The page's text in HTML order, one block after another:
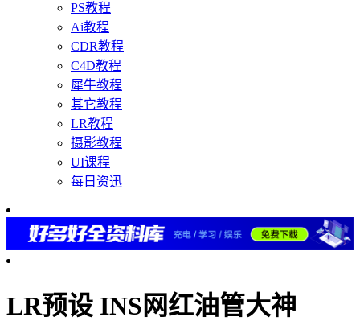
PS教程
Ai教程
CDR教程
C4D教程
犀牛教程
其它教程
LR教程
摄影教程
UI课程
每日资迅
LR预设 INS网红油管大神